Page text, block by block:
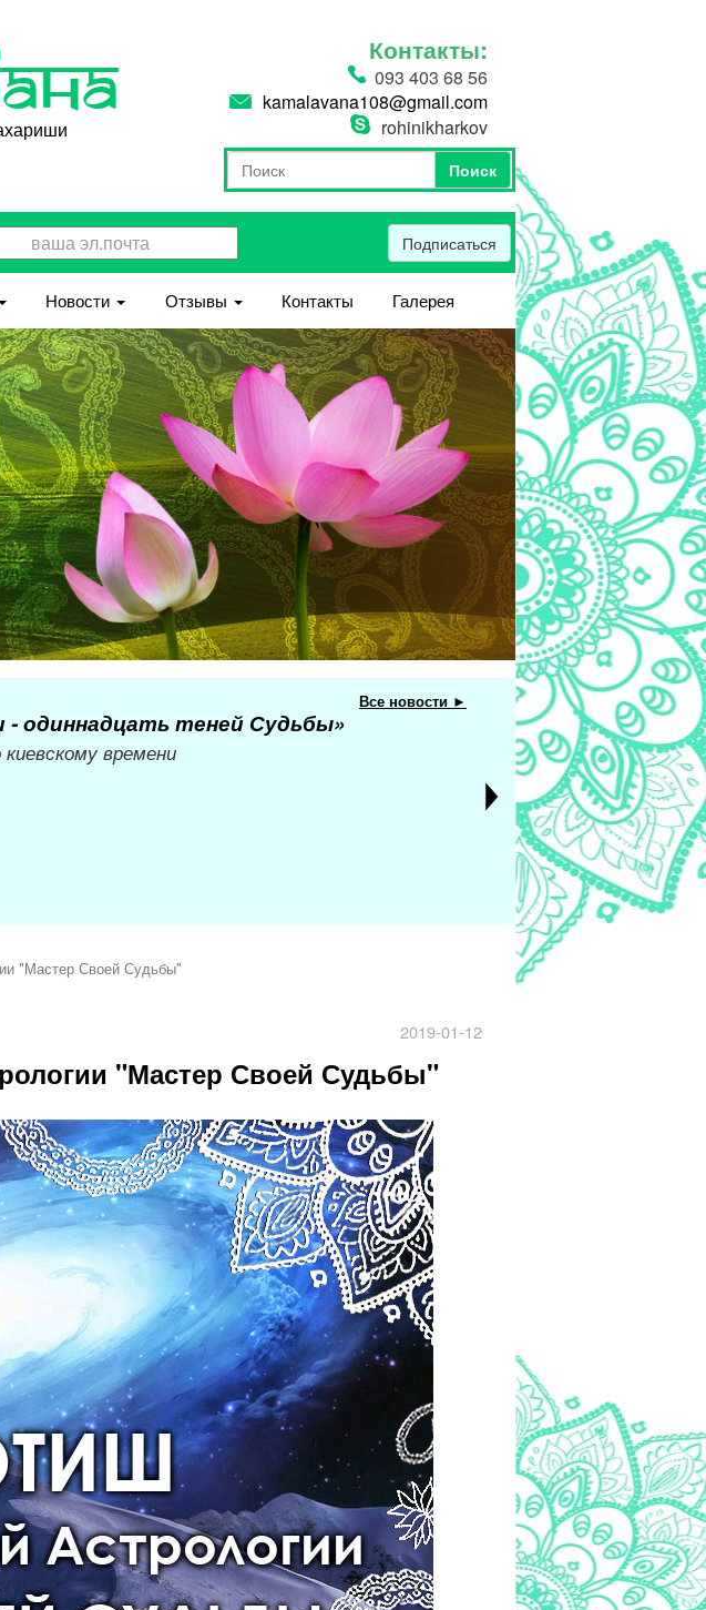
Контакты:
093 403 68 56
kamalavana108@gmail.com
rohinikharkov
Форма поиска
Поиск
Поиск
Подписаться
Новости Отзывы Контакты Галерея
Все новости ►
- одиннадцать теней Судьбы»
времени
"Мастер Своей Судьбы"
2019-01-12
"Мастер Своей Судьбы"